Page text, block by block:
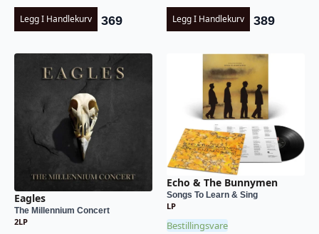
Legg I Handlekurv 369 Legg I Handlekurv 389
Eagles
The Millennium Concert
2LP
Echo & The Bunnymen
Songs To Learn & Sing
LP
Bestillingsvare